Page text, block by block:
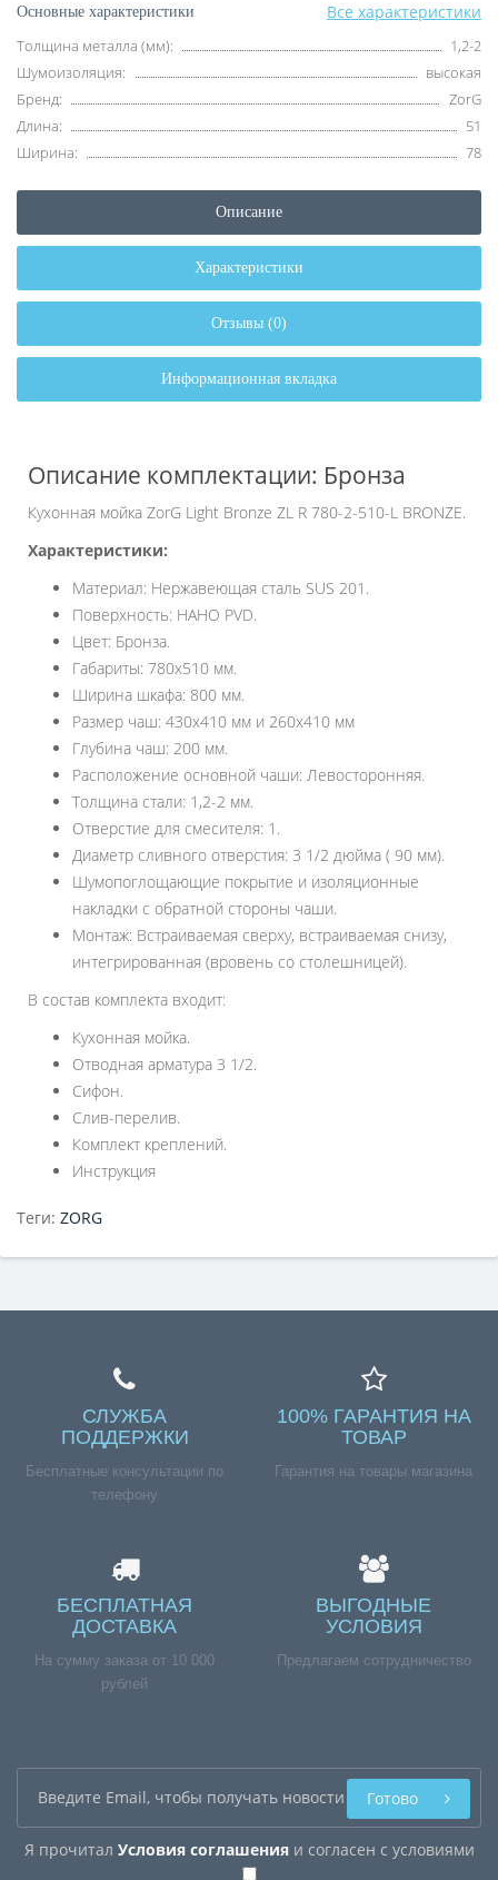
Основные характеристики Все характеристики
Толщина металла (мм):
1,2-2
Шумоизоляция:
высокая
Бренд:
ZorG
Длина:
51
Ширина:
78
Описание
Характеристики
Отзывы (0)
Информационная вкладка
Описание комплектации: Бронза
Кухонная мойка ZorG Light Bronze ZL R 780-2-510-L BRONZE.
Характеристики:
Материал: Нержавеющая сталь SUS 201.
Поверхность: НАНО PVD.
Цвет: Бронза.
Габариты: 780х510 мм.
Ширина шкафа: 800 мм.
Размер чаш: 430х410 мм и 260х410 мм
Глубина чаш: 200 мм.
Расположение основной чаши: Левосторонняя.
Толщина стали: 1,2-2 мм.
Отверстие для смесителя: 1.
Диаметр сливного отверстия: 3 1/2 дюйма ( 90 мм).
Шумопоглощающие покрытие и изоляционные
накладки с обратной стороны чаши.
Монтаж: Встраиваемая сверху, встраиваемая снизу,
интегрированная (вровень со столешницей).
В состав комплекта входит:
Кухонная мойка.
Отводная арматура 3 1/2.
Сифон.
Слив-перелив.
Комплект креплений.
Инструкция
Теги: ZORG
СЛУЖБА
ПОДДЕРЖКИ
Бесплатные консультации по
телефону
100% ГАРАНТИЯ НА
ТОВАР
Гарантия на товары магазина
БЕСПЛАТНАЯ
ДОСТАВКА
На сумму заказа от 10 000
рублей
ВЫГОДНЫЕ
УСЛОВИЯ
Предлагаем сотрудничество
Я прочитал Условия соглашенияи согласен с условиями
Готово